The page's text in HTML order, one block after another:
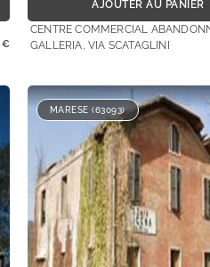
€
AJOUTER AU PANIER
CENTRE COMMERCIAL
GALLERIA, VIA SCATAGLINI
MARESE (63093)